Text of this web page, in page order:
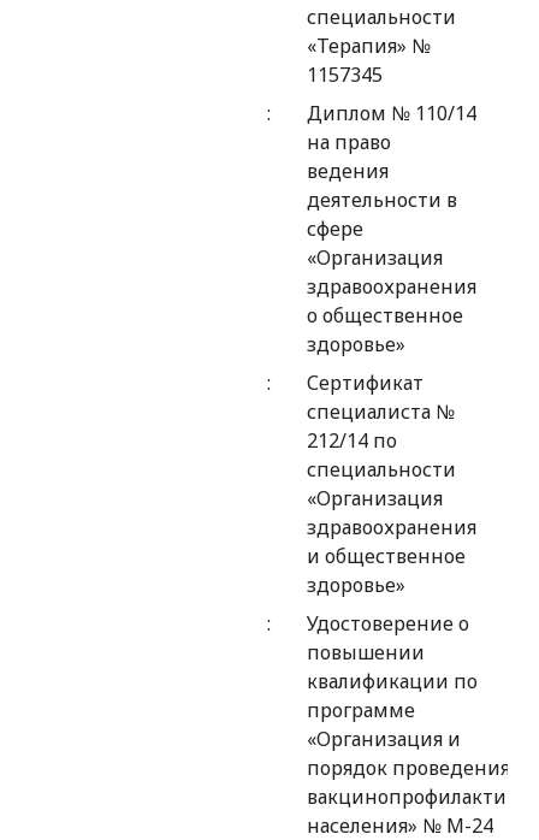
специальности
«Терапия» №
1157345
Диплом № 110/14
на право
ведения
деятельности в
сфере
«Организация
здравоохранения
о общественное
здоровье»
Сертификат
специалиста №
212/14 по
специальности
«Организация
здравоохранения
и общественное
здоровье»
Удостоверение о
повышении
квалификации по
программе
«Организация и
порядок проведения
вакцинопрофилактики
населения» № М-24